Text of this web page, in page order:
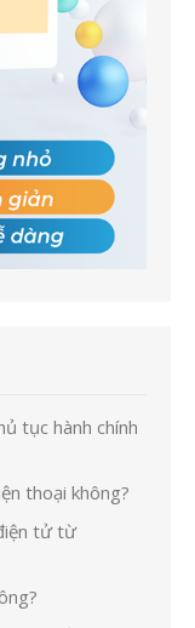
tục hành chính
thoại không?
tử từ